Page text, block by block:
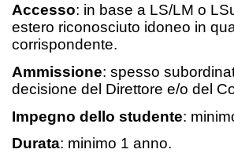
Accesso: in base a LS/LM o
estero riconosciuto idoneo in
corrispondente.
Ammissione: spesso
decisione del Direttore e/o del
Impegno dello studente:
Durata: minimo 1 anno.